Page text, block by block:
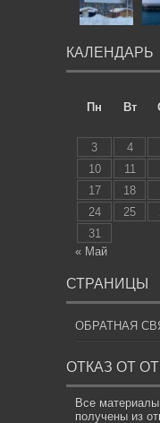
КАЛЕНДАРЬ
Пн
Вт
3
4
10
11
17
18
24
25
31
« Май
СТРАНИЦЫ
ОБРАТНАЯ
ОТКАЗ ОТ
Все
получены из